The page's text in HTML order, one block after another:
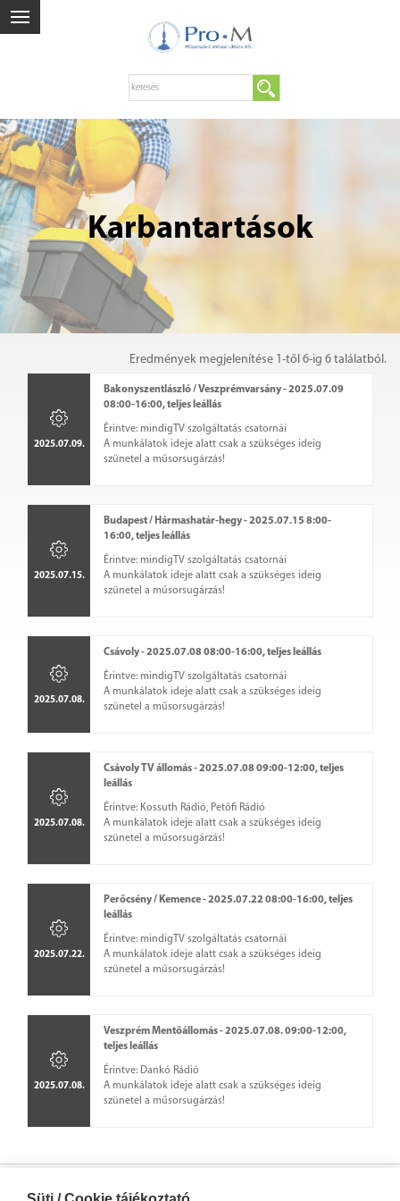
Karbantartások
Eredmények megjelenítése 1-től 6-ig 6 találatból.
2025.07.09.
Bakonyszentlászló / Veszprémvarsány - 2025.07.09
08:00-16:00, teljes leállás
Érintve: mindigTV szolgáltatás csatornái
A munkálatok ideje alatt csak a szükséges ideig
szünetel a műsorsugárzás!
2025.07.15.
Budapest / Hármashatár-hegy - 2025.07.15 8:00-
16:00, teljes leállás
Érintve: mindigTV szolgáltatás csatornái
A munkálatok ideje alatt csak a szükséges ideig
szünetel a műsorsugárzás!
2025.07.08.
Csávoly - 2025.07.08 08:00-16:00, teljes leállás
Érintve: mindigTV szolgáltatás csatornái
A munkálatok ideje alatt csak a szükséges ideig
szünetel a műsorsugárzás!
2025.07.08.
Csávoly TV állomás - 2025.07.08 09:00-12:00, teljes
leállás
Érintve: Kossuth Rádió, Petőfi Rádió
A munkálatok ideje alatt csak a szükséges ideig
szünetel a műsorsugárzás!
2025.07.22.
Perőcsény / Kemence - 2025.07.22 08:00-16:00, teljes
leállás
Érintve: mindigTV szolgáltatás csatornái
A munkálatok ideje alatt csak a szükséges ideig
szünetel a műsorsugárzás!
2025.07.08.
Veszprém Mentőállomás - 2025.07.08. 09:00-12:00,
teljes leállás
Érintve: Dankó Rádió
A munkálatok ideje alatt csak a szükséges ideig
szünetel a műsorsugárzás!